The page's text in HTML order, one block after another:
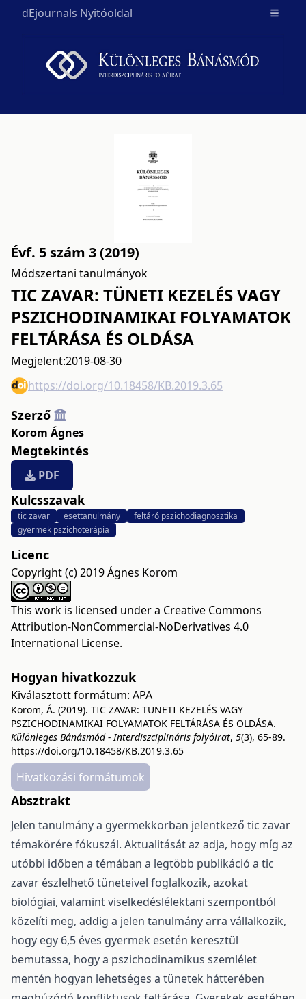
dEjournals Nyitóoldal Open
Évf. 5 szám 3 (2019)
Módszertani tanulmányok
TIC ZAVAR: TÜNETI KEZELÉS VAGY
PSZICHODINAMIKAI FOLYAMATOK
FELTÁRÁSA ÉS OLDÁSA
Megjelent:2019-08-30
https://doi.org/10.18458/KB.2019.3.65
Szerző
Korom Ágnes
Megtekintés
PDF
Kulcsszavak
tic zavar esettanulmány
feltáró pszichodiagnosztika
gyermek pszichoterápia
Licenc
Copyright (c) 2019 Ágnes Korom
This work is licensed under a Creative Commons
Attribution-NonCommercial-NoDerivatives 4.0
International License.
Hogyan hivatkozzuk
Kiválasztott formátum: APA
Korom, Á. (2019). TIC ZAVAR: TÜNETI KEZELÉS VAGY
PSZICHODINAMIKAI FOLYAMATOK FELTÁRÁSA ÉS OLDÁSA.
Különleges Bánásmód - Interdiszciplináris folyóirat, 5(3), 65-89.
https://doi.org/10.18458/KB.2019.3.65
Hivatkozási formátumok
Absztrakt
Jelen tanulmány a gyermekkorban jelentkező tic zavar
témakörére fókuszál. Aktualitását az adja, hogy míg az
utóbbi időben a témában a legtöbb publikáció a tic
zavar észlelhető tüneteivel foglalkozik, azokat
biológiai, valamint viselkedéslélektani szempontból
közelíti meg, addig a jelen tanulmány arra vállalkozik,
hogy egy 6,5 éves gyermek esetén keresztül
bemutassa, hogy a pszichodinamikus szemlélet
mentén hogyan lehetséges a tünetek hátterében